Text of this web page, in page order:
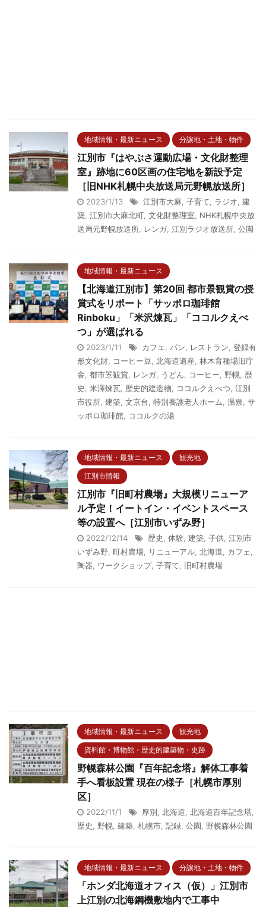
地域情報・最新ニュース 分譲地・土地・物件
江別市『はやぶさ運動広場・文化財整理
室』跡地に60区画の住宅地を新設予定
［旧NHK札幌中央放送局元野幌放送所］
2023/1/13 江別市大麻, 子育て, ラジオ, 建
築, 江別市大麻北町, 文化財整理室, NHK札幌中央放
送局元野幌放送所, レンガ, 江別ラジオ放送所, 公園
地域情報・最新ニュース
【北海道江別市】第20回 都市景観賞の授
賞式をリポート「サッポロ珈琲館
Rinboku」「米沢煉瓦」「ココルクえべ
つ」が選ばれる
2023/1/11 カフェ, パン, レストラン, 登録有
形文化財, コーヒー豆, 北海道遺産, 林木育種場旧庁
舎, 都市景観賞, レンガ, うどん, コーヒー, 野幌, 歴
史, 米澤煉瓦, 歴史的建造物, ココルクえべつ, 江別
市役所, 建築, 文京台, 特別養護老人ホーム, 温泉, サ
ッポロ珈琲館, ココルクの湯
地域情報・最新ニュース 観光地
江別市情報
江別市『旧町村農場』大規模リニューア
ル予定！イートイン・イベントスペース
等の設置へ［江別市いずみ野］
2022/12/14 歴史, 体験, 建築, 子供, 江別市
いずみ野, 町村農場, リニューアル, 北海道, カフェ,
陶器, ワークショップ, 子育て, 旧町村農場
地域情報・最新ニュース 観光地
資料館・博物館・歴史的建築物・史跡
野幌森林公園『百年記念塔』解体工事着
手へ看板設置 現在の様子［札幌市厚別
区］
2022/11/1 厚別, 北海道, 北海道百年記念塔,
歴史, 野幌, 建築, 札幌市, 記録, 公園, 野幌森林公園
地域情報・最新ニュース 分譲地・土地・物件
「ホンダ北海道オフィス（仮）」江別市
上江別の北海鋼機敷地内で工事中